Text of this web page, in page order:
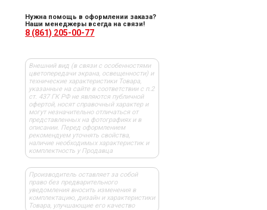
Нужна помощь в оформлении заказа?
Наши менеджеры всегда на связи!
8 (861) 205-00-77
Внешний вид (в связи с особенностями
цветопередачи экрана, освещенности) и
технические характеристики Товара,
указанные на сайте в соответствии с п.2
ст. 437 ГК РФ не являются публичной
офертой, носят справочный характер и
могут незначительно отличаться от
представленных на фотографиях и в
описании. Перед оформлением
рекомендуем уточнять свойства,
наличие необходимых характеристик и
комплектность у Продавца
Производитель оставляет за собой
право без предварительного
уведомления вносить изменения в
комплектацию, дизайн и характеристики
Товара, улучшающие его качество